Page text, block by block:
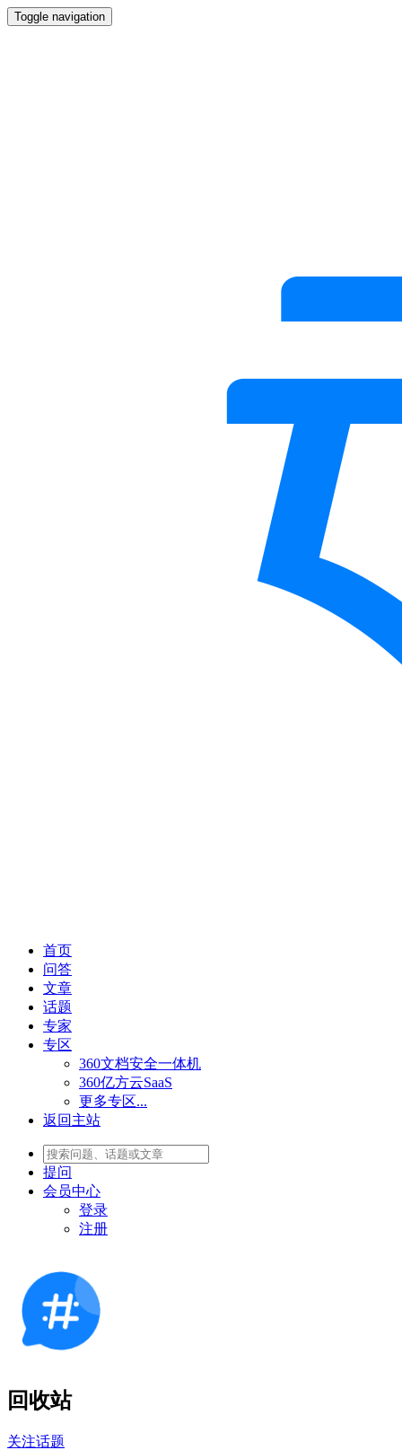
Toggle navigation
首页
问答
文章
话题
专家
专区
360文档安全一体机
360亿方云SaaS
更多专区...
返回主站
提问
会员中心
登录
注册
回收站
关注话题